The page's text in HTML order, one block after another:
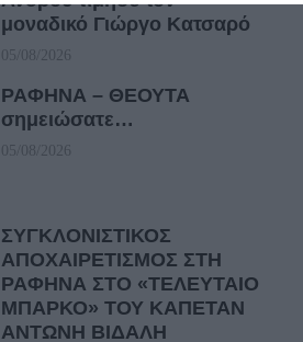
μοναδικό Γιώργο Κατσαρό
05/08/2026
ΡΑΦΗΝΑ – ΘΕΟΥΤΑ
σημειώσατε…
05/08/2026
ΣΥΓΚΛΟΝΙΣΤΙΚΟΣ
ΑΠΟΧΑΙΡΕΤΙΣΜΟΣ ΣΤΗ
ΡΑΦΗΝΑ ΣΤΟ «ΤΕΛΕΥΤΑΙΟ
ΜΠΑΡΚΟ» ΤΟΥ ΚΑΠΕΤΑΝ
ΑΝΤΩΝΗ ΒΙΔΑΛΗ